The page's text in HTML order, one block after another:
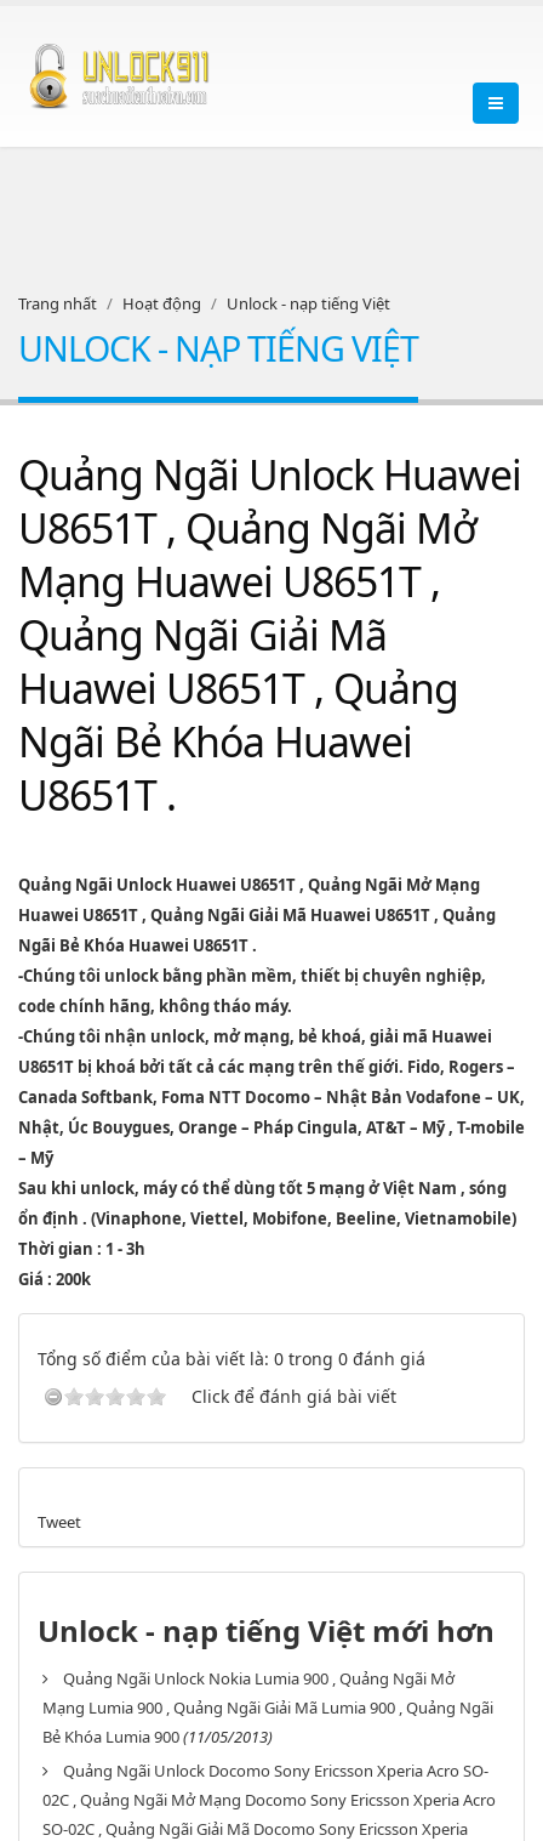
Trang nhất Hoạt động Unlock - nạp tiếng Việt
UNLOCK - NẠP TIẾNG VIỆT
Quảng Ngãi Unlock Huawei
U8651T , Quảng Ngãi Mở
Mạng Huawei U8651T ,
Quảng Ngãi Giải Mã
Huawei U8651T , Quảng
Ngãi Bẻ Khóa Huawei
U8651T .
Quảng Ngãi Unlock Huawei U8651T, Quảng Ngãi Mở Mạng
Huawei U8651T, Quảng Ngãi Giải Mã Huawei U8651T, Quảng
Ngãi Bẻ Khóa Huawei U8651T.
-Chúng tôi unlock bằng phần mềm, thiết bị chuyên nghiệp,
code chính hãng, không tháo máy.
-Chúng tôi nhận unlock, mở mạng, bẻ khoá, giải mã Huawei
U8651T bị khoá bởi tất cả các mạng trên thế giới. Fido, Rogers –
Canada Softbank, Foma NTT Docomo – Nhật Bản Vodafone – UK,
Nhật, Úc Bouygues, Orange – Pháp Cingula, AT&T – Mỹ , T-mobile
– Mỹ
Sau khi unlock, máy có thể dùng tốt 5 mạng ở Việt Nam , sóng
ổn định . (Vinaphone, Viettel, Mobifone, Beeline, Vietnamobile)
Thời gian : 1 - 3h
Giá : 200k
Tổng số điểm của bài viết là: 0 trong 0 đánh giá
Click để đánh giá bài viết
Tweet
Unlock - nạp tiếng Việt mới hơn
Quảng Ngãi Unlock Nokia Lumia 900 , Quảng Ngãi Mở
Mạng Lumia 900 , Quảng Ngãi Giải Mã Lumia 900 , Quảng Ngãi
Bẻ Khóa Lumia 900(11/05/2013)
Quảng Ngãi Unlock Docomo Sony Ericsson Xperia Acro SO-
02C , Quảng Ngãi Mở Mạng Docomo Sony Ericsson Xperia Acro
SO-02C , Quảng Ngãi Giải Mã Docomo Sony Ericsson Xperia